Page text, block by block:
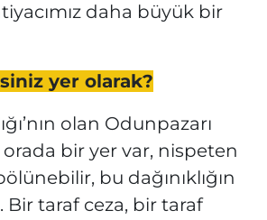
daha büyük bir
yer olarak?
olan Odunpazarı
orada bir yer var, nispeten
bu dağınıklığın
Bir taraf ceza, bir taraf